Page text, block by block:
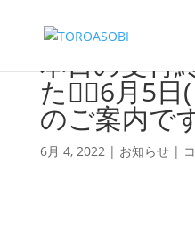
本日の受付
た🙇‍♀️6月5
のご案内で
6月 4, 2022| お知らせ|